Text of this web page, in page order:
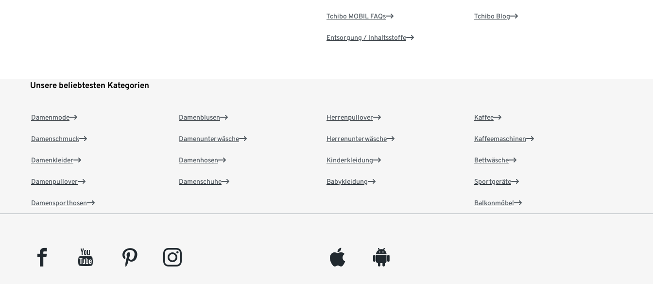
Tchibo MOBIL FAQs
Entsorgung / Inhaltsstoffe
Tchibo Blog
Unsere beliebtesten Kategorien
Damenmode
Damenschmuck
Damenkleider
Damenpullover
Damensporthosen
Damenblusen
Damenunterwäsche
Damenhosen
Damenschuhe
Herrenpullover
Herrenunterwäsche
Kinderkleidung
Babykleidung
Kaffee
Kaffeemaschinen
Bettwäsche
Sportgeräte
Balkonmöbel
facebook youtube pinterest instagram appleinc android